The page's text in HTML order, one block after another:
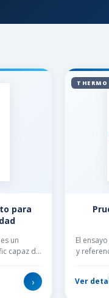
para
un
capaz de
›
El
y
Ver